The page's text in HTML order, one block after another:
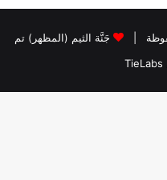
جَنَّة الثيم (المظهر) تم